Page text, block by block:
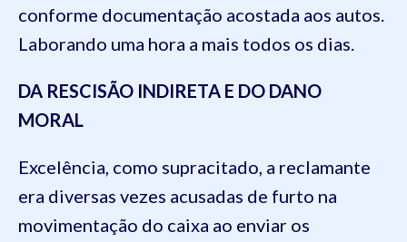
conforme documentação acostada aos autos.
Laborando uma hora a mais todos os dias.
DA RESCISÃO INDIRETA E DO DANO
MORAL
Excelência, como supracitado, a reclamante
era diversas vezes acusadas de furto na
movimentação do caixa ao enviar os